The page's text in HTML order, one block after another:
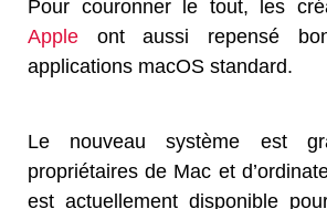
Pour couronner le tout, les
Apple ont aussi repensé
applications macOS standard.
Le nouveau système est
propriétaires de Mac et
est actuellement disponible